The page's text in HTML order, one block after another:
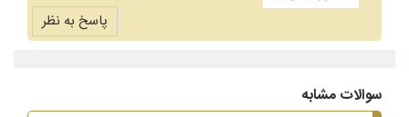
پاسخ به نظر
سوالات مشابه